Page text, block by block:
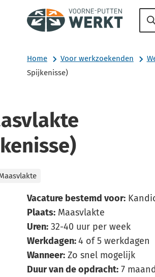
Home Voor werkzoekenden
Spijkenisse)
Vacature bestemd voor:
Plaats: Maasvlakte
Uren: 32-40 uur per week
Werkdagen:4 of 5 werkdagen
Wanneer: Zo snel mogelijk
Duur van de opdracht: 7